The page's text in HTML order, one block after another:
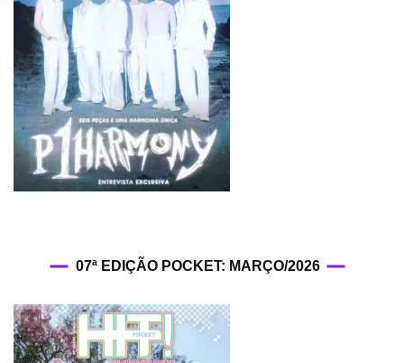
07ª EDIÇÃO POCKET: MARÇO/2026